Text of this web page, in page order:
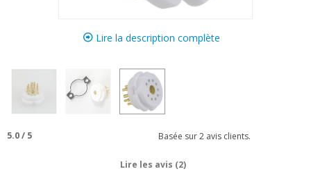
Lire la description complète
5.0/ 5 Basée sur2 avis clients.
Lire les avis (2)